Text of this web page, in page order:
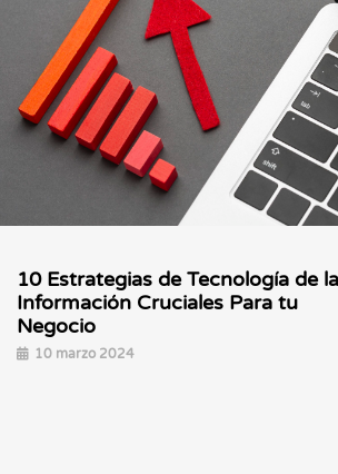
10 Estrategias de Tecnología de la
Información Cruciales Para tu
Negocio
10 marzo 2024